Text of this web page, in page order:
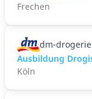
Frechen
dm-drogerie
Ausbildung
Köln